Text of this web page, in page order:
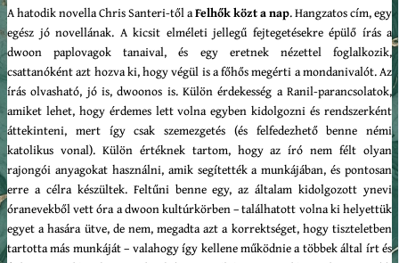
A hatodik novella Chris Santeri-től aFelhők közt a nap. Hangzatos cím, egy
egész jó novellának. A kicsit elméleti jellegű fejtegetésekre épülő írás a
dwoon paplovagok tanaival, és egy eretnek nézettel foglalkozik,
csattanóként azt hozva ki, hogy végül is a főhős megérti a mondanivalót. Az
írás olvasható, jó is, dwoonos is. Külön érdekesség a Ranil-parancsolatok,
amiket lehet, hogy érdemes lett volna egyben kidolgozni és rendszerként
áttekinteni, mert így csak szemezgetés (és felfedezhető benne némi
katolikus vonal). Külön értéknek tartom, hogy az író nem félt olyan
rajongói anyagokat használni, amik segítették a munkájában, és pontosan
erre a célra készültek. Feltűni benne egy, az általam kidolgozott ynevi
óranevekből vett óra a dwoon kultúrkörben – találhatott volna ki helyettük
egyet a hasára ütve, de nem, megadta azt a korrektséget, hogy tiszteletben
tartotta más munkáját – valahogy így kellene működnie a többek által írt és